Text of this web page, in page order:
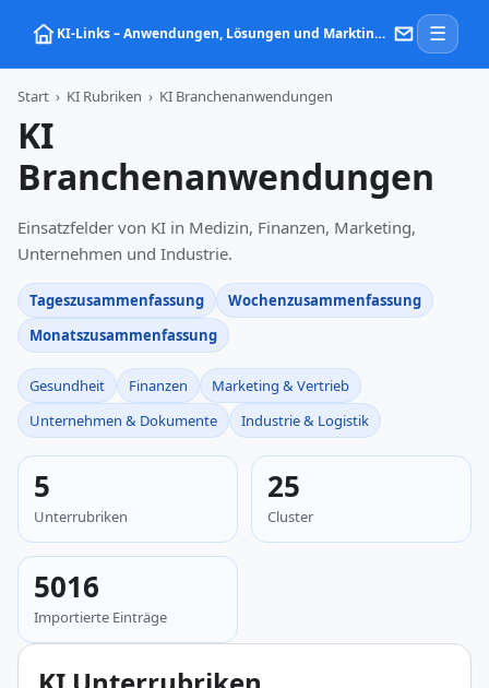
KI‑Links – Anwendungen, Lösungen und Marktinformationen zu Künstlicher Intelligenz ☰
Start › KI Rubriken › KI Branchenanwendungen
KI
Branchenanwendungen
Einsatzfelder von KI in Medizin, Finanzen, Marketing,
Unternehmen und Industrie.
Tageszusammenfassung
Wochenzusammenfassung
Monatszusammenfassung
Gesundheit Finanzen
Marketing & Vertrieb
Unternehmen & Dokumente
Industrie & Logistik
5
Unterrubriken
25
Cluster
5016
Importierte Einträge